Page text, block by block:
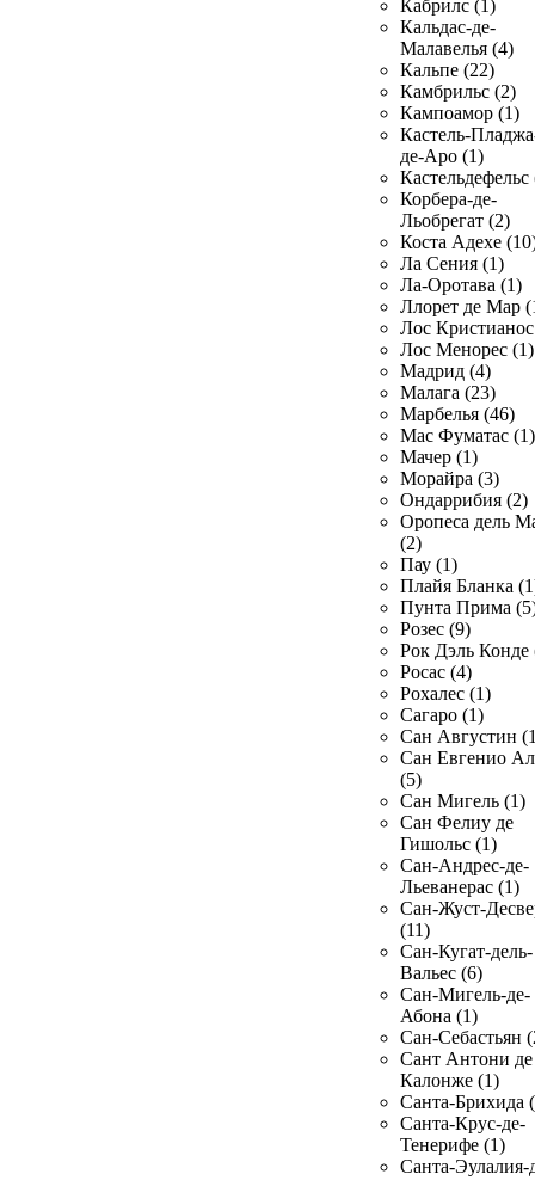
Кабрилс (1)
Кальдас-де-
Малавелья (4)
Кальпе (22)
Камбрильс (2)
Кампоамор (1)
Кастель-
де-Аро (1)
Кастельдефельс
Корбера-де-
Льобрегат (2)
Коста Адехе
Ла Сения (1)
Ла-Оротава (1)
Ллорет де Мар
Лос
Лос Менорес (1)
Мадрид (4)
Малага (23)
Марбелья (46)
Мас Фуматас (1)
Мачер (1)
Морайра (3)
Ондаррибия (2)
Оропеса дель
(2)
Пау (1)
Плайя Бланка
Пунта Прима
Розес (9)
Рок Дэль Конде
Росас (4)
Рохалес (1)
Сагаро (1)
Сан Августин
Сан Евгенио
(5)
Сан Мигель (1)
Сан Фелиу де
Гишольс (1)
Сан-Андрес-де-
Льеванерас (1)
Сан-Жуст-
(11)
Сан-Кугат-дель-
Вальес (6)
Сан-Мигель-де-
Абона (1)
Сан-Себастьян
Сант Антони де
Калонже (1)
Санта-Брихида
Санта-Крус-де-
Тенерифе (1)
Санта-Эулалия-